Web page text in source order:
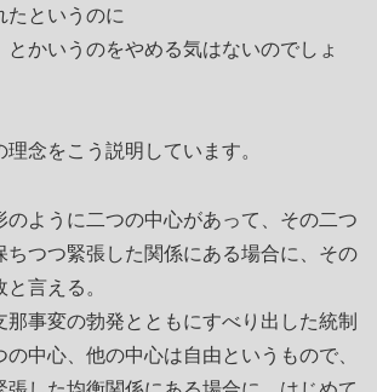
たというのに
とかいうのをやめる気はないのでしょ
念をこう説明しています。
のように二つの中心があって、その二つ
ちつつ緊張した関係にある場合に、その
言える。
那事変の勃発とともにすべり出した統制
中心、他の中心は自由というもので、